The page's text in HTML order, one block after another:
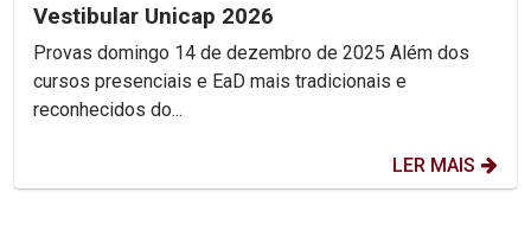
Vestibular Unicap 2026
Provas domingo 14 de dezembro de 2025 Além dos
cursos presenciais e EaD mais tradicionais e
reconhecidos do...
LER MAIS